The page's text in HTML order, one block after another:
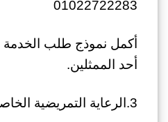
01022722283
أكمل نموذج طلب الخدمة
أحد الممثلين.
3.الرعاية التمريضية الخاصة في المنزل